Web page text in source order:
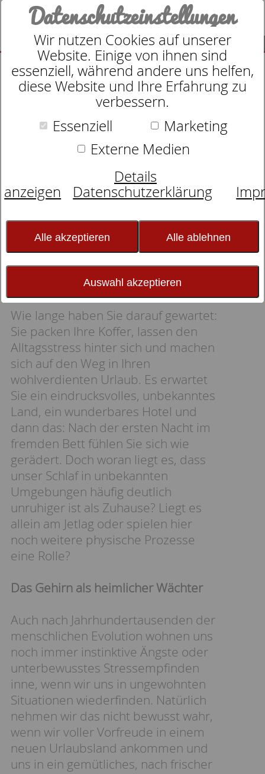
SUCHE
Datenschutzeinstellungen
Wir nutzen Cookies auf unserer
Website. Einige von ihnen sind
essenziell, während andere uns helfen,
diese Website und Ihre Erfahrung zu
verbessern.
Essenziell
Marketing
Externe Medien
Details
anzeigen
Datenschutzerklärung
Alle akzeptieren Alle ablehnen
Auswahl akzeptieren
Schlafexperten-Tipps:
Schlafwissen für
erholsame Nächte
Unruhiger Schlaf in der Fremde
ist Kopfsache
Wie lange haben Sie darauf gewartet:
Sie packen Ihre Koffer, lassen den
Alltagsstress hinter sich und machen
sich auf den Weg in Ihren
wohlverdienten Urlaub. Es erwartet
Sie ein eindrucksvolles, unbekanntes
Land, ein wunderbares Hotel und
dann das: Nach der ersten Nacht im
fremden Bett fühlen Sie sich wie
gerädert. Doch woran liegt es, dass
unser Schlaf in unbekannten
Umgebungen häufig deutlich
unruhiger ist als Zuhause? Liegt es
allein am Jetlag oder spielen hier
noch weitere physische Prozesse
eine Rolle?
Das Gehirn als heimlicher Wächter
Auch nach Jahrhundertausenden der
menschlichen Evolution wohnen uns
noch immer instinktive Ängste oder
unterbewusstes Stressempfinden
inne, wenn wir uns in ungewohnten
Situationen wiederfinden. Natürlich
nehmen wir das nicht bewusst wahr,
wenn wir voller Vorfreude in einem
neuen Urlaubsland ankommen und
uns in ein gemütliches, nach frischer